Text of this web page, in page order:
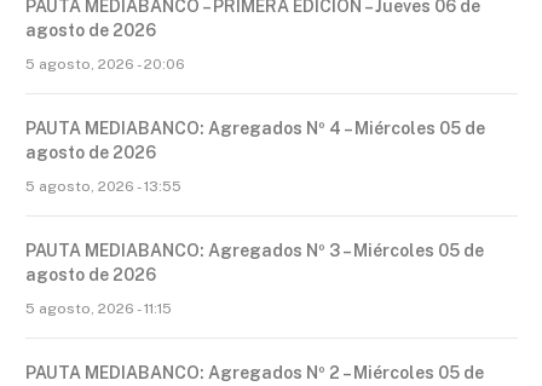
PAUTA MEDIABANCO – PRIMERA EDICIÓN – Jueves 06 de
agosto de 2026
5 agosto, 2026 - 20:06
PAUTA MEDIABANCO: Agregados Nº 4 – Miércoles 05 de
agosto de 2026
5 agosto, 2026 - 13:55
PAUTA MEDIABANCO: Agregados Nº 3 – Miércoles 05 de
agosto de 2026
5 agosto, 2026 - 11:15
PAUTA MEDIABANCO: Agregados Nº 2 – Miércoles 05 de